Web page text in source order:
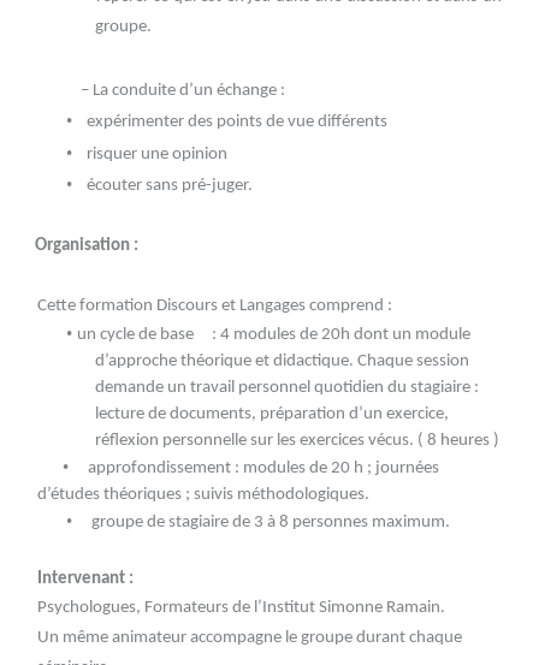
groupe.
– La conduite d’un échange :
• expérimenter des points de vue différents
• risquer une opinion
• écouter sans pré-juger.
Organisation :
Cette formation Discours et Langages comprend :
• un cycle de base : 4 modules de 20h dont un module
d’approche théorique et didactique. Chaque session
demande un travail personnel quotidien du stagiaire :
lecture de documents, préparation d’un exercice,
réflexion personnelle sur les exercices vécus. ( 8 heures )
•
approfondissement : modules de 20 h ; journées
d’études théoriques ; suivis méthodologiques.
• groupe de stagiaire de 3 à 8 personnes maximum.
Intervenant :
Psychologues, Formateurs de l’Institut Simonne Ramain.
Un même animateur accompagne le groupe durant chaque